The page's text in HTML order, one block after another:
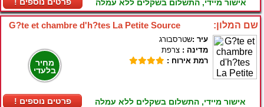
אישור מיידי, התשלום בשקלים ללא עמלה
G?te et chambre d'h?tes La Petite Source שם המלון:
מחיר
בלעדי
! פרטים נוספים
עיר :שטרסבורג
מדינה : צרפת
רמת אירוח :
אישור מיידי, התשלום בשקלים ללא עמלה